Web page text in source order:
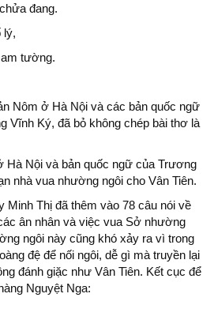
đang.
lý,
tường.
Nôm ở Hà Nội và các bản quốc ngữ
Vĩnh Ký, đã bỏ không chép bài thơ là
Hà Nội và bản quốc ngữ của Trương
nhà vua nhường ngôi cho Vân Tiên.
Minh Thị đã thêm vào 78 câu nói về
ân nhân và việc vua Sở nhường
ngôi này cũng khó xảy ra vì trong
đệ để nối ngôi, dễ gì mà truyền lại
đánh giặc như Vân Tiên. Kết cục để
Nguyệt Nga: